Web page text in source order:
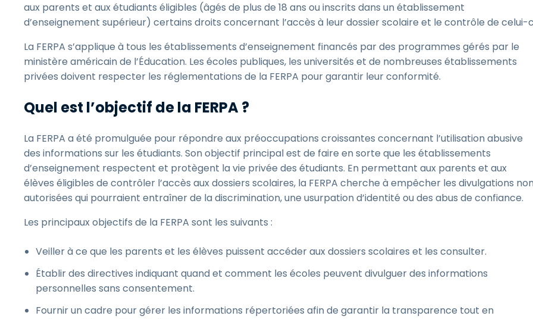
aux parents et aux étudiants éligibles (âgés de plus de 18 ans ou inscrits dans un établissement
d’enseignement supérieur) certains droits concernant l’accès à leur dossier scolaire et le contrôle de celui-
La FERPA s’applique à tous les établissements d’enseignement financés par des programmes gérés par le
ministère américain de l’Éducation. Les écoles publiques, les universités et de nombreuses établissements
privées doivent respecter les réglementations de la FERPA pour garantir leur conformité.
Quel est l’objectif de la FERPA ?
La FERPA a été promulguée pour répondre aux préoccupations croissantes concernant l’utilisation abusive
des informations sur les étudiants. Son objectif principal est de faire en sorte que les établissements
d’enseignement respectent et protègent la vie privée des étudiants. En permettant aux parents et aux
élèves éligibles de contrôler l’accès aux dossiers scolaires, la FERPA cherche à empêcher les divulgations
autorisées qui pourraient entraîner de la discrimination, une usurpation d’identité ou des abus de confiance.
Les principaux objectifs de la FERPA sont les suivants :
Veiller à ce que les parents et les élèves puissent accéder aux dossiers scolaires et les consulter.
Établir des directives indiquant quand et comment les écoles peuvent divulguer des informations
personnelles sans consentement.
Fournir un cadre pour gérer les informations répertoriées afin de garantir la transparence tout en